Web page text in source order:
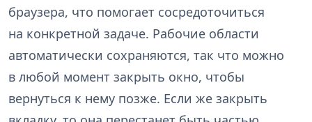
браузера, что помогает сосредоточиться
на конкретной задаче. Рабочие области
автоматически сохраняются, так что можно
в любой момент закрыть окно, чтобы
вернуться к нему позже. Если же закрыть